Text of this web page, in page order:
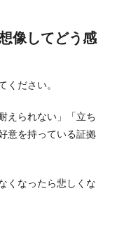
像してどう感
ください。
えられない」「立ち
意を持っている証拠
くなったら悲しくな